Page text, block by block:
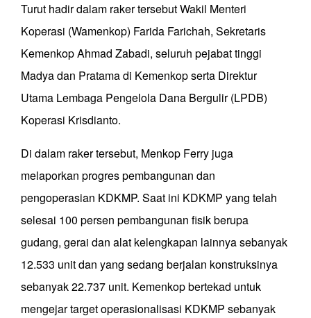
Turut hadir dalam raker tersebut Wakil Menteri
Koperasi (Wamenkop) Farida Farichah, Sekretaris
Kemenkop Ahmad Zabadi, seluruh pejabat tinggi
Madya dan Pratama di Kemenkop serta Direktur
Utama Lembaga Pengelola Dana Bergulir (LPDB)
Koperasi Krisdianto.
Di dalam raker tersebut, Menkop Ferry juga
melaporkan progres pembangunan dan
pengoperasian KDKMP. Saat ini KDKMP yang telah
selesai 100 persen pembangunan fisik berupa
gudang, gerai dan alat kelengkapan lainnya sebanyak
12.533 unit dan yang sedang berjalan konstruksinya
sebanyak 22.737 unit. Kemenkop bertekad untuk
mengejar target operasionalisasi KDKMP sebanyak